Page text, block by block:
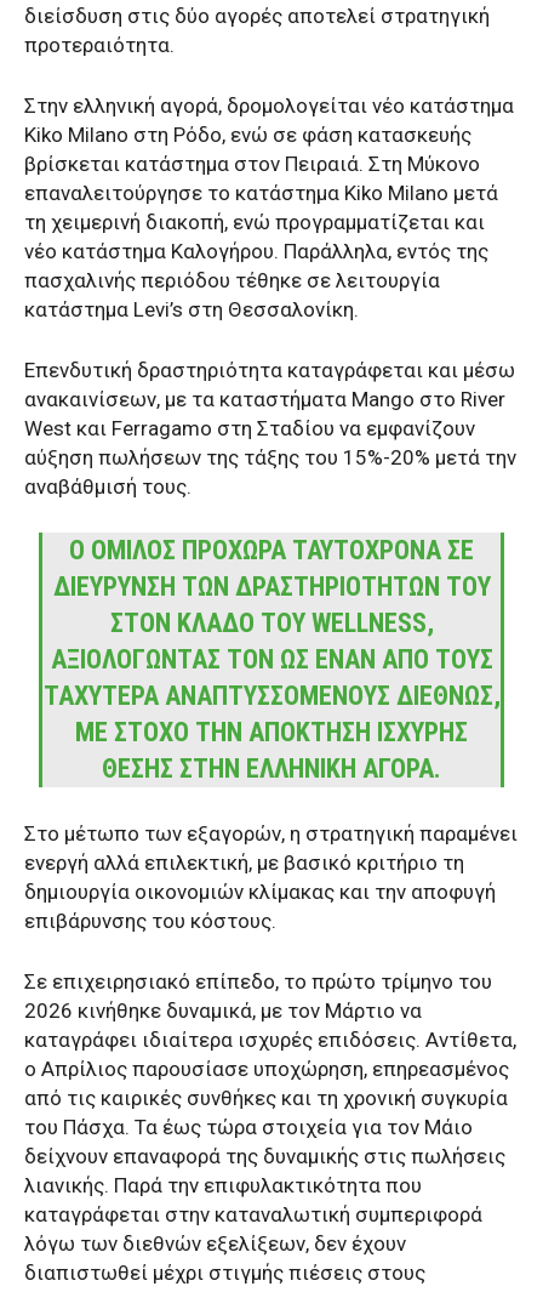
διείσδυση στις δύο αγορές αποτελεί στρατηγική
προτεραιότητα.
Στην ελληνική αγορά, δρομολογείται νέο κατάστημα
Kiko Milano στη Ρόδο, ενώ σε φάση κατασκευής
βρίσκεται κατάστημα στον Πειραιά. Στη Μύκονο
επαναλειτούργησε το κατάστημα Kiko Milano μετά
τη χειμερινή διακοπή, ενώ προγραμματίζεται και
νέο κατάστημα Καλογήρου. Παράλληλα, εντός της
πασχαλινής περιόδου τέθηκε σε λειτουργία
κατάστημα Levi’s στη Θεσσαλονίκη.
Επενδυτική δραστηριότητα καταγράφεται και μέσω
ανακαινίσεων, με τα καταστήματα Mango στο River
West και Ferragamo στη Σταδίου να εμφανίζουν
αύξηση πωλήσεων της τάξης του 15%-20% μετά την
αναβάθμισή τους.
Ο ΌΜΙΛΟΣ ΠΡΟΧΩΡΆ ΤΑΥΤΌΧΡΟΝΑ ΣΕ
ΔΙΕΎΡΥΝΣΗ ΤΩΝ ΔΡΑΣΤΗΡΙΟΤΉΤΩΝ ΤΟΥ
ΣΤΟΝ ΚΛΆΔΟ ΤΟΥ WELLNESS,
ΑΞΙΟΛΟΓΏΝΤΑΣ ΤΟΝ ΩΣ ΈΝΑΝ ΑΠΌ ΤΟΥΣ
ΤΑΧΎΤΕΡΑ ΑΝΑΠΤΥΣΣΌΜΕΝΟΥΣ ΔΙΕΘΝΏΣ,
ΜΕ ΣΤΌΧΟ ΤΗΝ ΑΠΌΚΤΗΣΗ ΙΣΧΥΡΉΣ
ΘΈΣΗΣ ΣΤΗΝ ΕΛΛΗΝΙΚΉ ΑΓΟΡΆ.
Στο μέτωπο των εξαγορών, η στρατηγική παραμένει
ενεργή αλλά επιλεκτική, με βασικό κριτήριο τη
δημιουργία οικονομιών κλίμακας και την αποφυγή
επιβάρυνσης του κόστους.
Σε επιχειρησιακό επίπεδο, το πρώτο τρίμηνο του
2026 κινήθηκε δυναμικά, με τον Μάρτιο να
καταγράφει ιδιαίτερα ισχυρές επιδόσεις. Αντίθετα,
ο Απρίλιος παρουσίασε υποχώρηση, επηρεασμένος
από τις καιρικές συνθήκες και τη χρονική συγκυρία
του Πάσχα. Τα έως τώρα στοιχεία για τον Μάιο
δείχνουν επαναφορά της δυναμικής στις πωλήσεις
λιανικής. Παρά την επιφυλακτικότητα που
καταγράφεται στην καταναλωτική συμπεριφορά
λόγω των διεθνών εξελίξεων, δεν έχουν
διαπιστωθεί μέχρι στιγμής πιέσεις στους